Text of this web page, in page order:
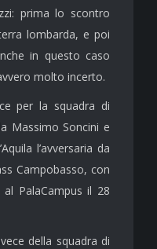
prima lo scontro
lombarda, e poi
in questo caso
molto incerto.
per la squadra di
Massimo Soncini e
l’avversaria da
Campobasso, con
PalaCampus il 28
della squadra di